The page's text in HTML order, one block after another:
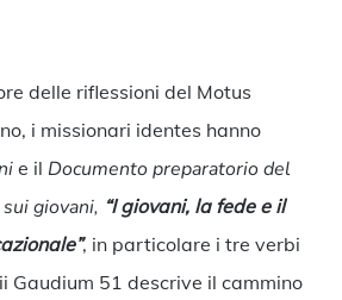
delle riflessioni del Motus
i missionari identes hanno
e il Documento preparatorio del
giovani, “I giovani, la fede e il
, in particolare i tre verbi
Gaudium 51 descrive il cammino